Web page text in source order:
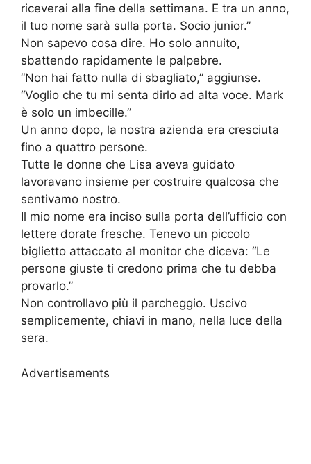
riceverai alla fine della settimana. E tra un anno,
il tuo nome sarà sulla porta. Socio junior.”
Non sapevo cosa dire. Ho solo annuito,
sbattendo rapidamente le palpebre.
“Non hai fatto nulla di sbagliato,” aggiunse.
“Voglio che tu mi senta dirlo ad alta voce. Mark
è solo un imbecille.”
Un anno dopo, la nostra azienda era cresciuta
fino a quattro persone.
Tutte le donne che Lisa aveva guidato
lavoravano insieme per costruire qualcosa che
sentivamo nostro.
Il mio nome era inciso sulla porta dell’ufficio con
lettere dorate fresche. Tenevo un piccolo
biglietto attaccato al monitor che diceva: “Le
persone giuste ti credono prima che tu debba
provarlo.”
Non controllavo più il parcheggio. Uscivo
semplicemente, chiavi in mano, nella luce della
sera.
Advertisements